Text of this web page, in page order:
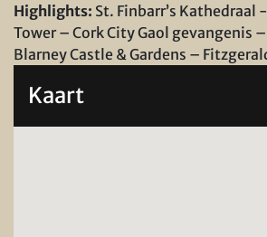
Highlights: St. Finbarr’s Kathedraal
Tower – Cork City Gaol gevangenis
Blarney Castle & Gardens –
Kaart